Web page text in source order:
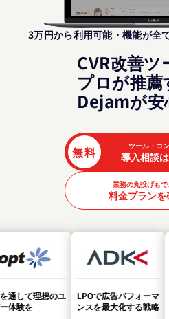
3万円から利用可能・機能が全
CVR改善ツ
プロが推薦
Dejamが安
無料 ツール・コ
導入相談
業務の丸投げもで
料金プランを
通して理想のユ
体験を
LPOで広告パフォーマ
ンスを最大化する戦略